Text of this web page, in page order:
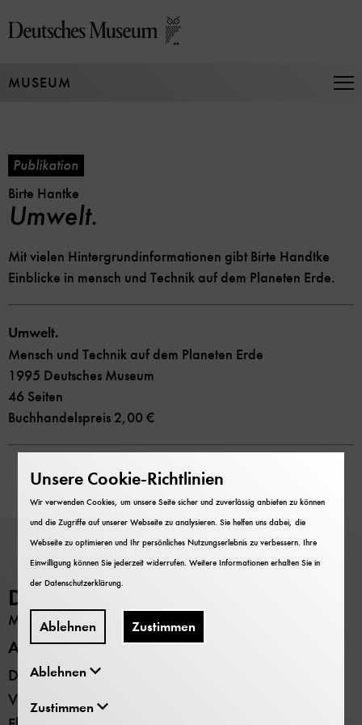
zum
MUSEUM
Publikation
Birte Hantke
Umwelt.
Mit vielen Hintergrundinformationen gibt Birte Handtke
Einblicke in mensch und Technik auf dem Planeten Erde.
Umwelt.
Mensch und Technik auf dem Planeten Erde
1995 Deutsches Museum
46 Seiten
Buchhandelspreis 2,00 €
Deutsches Museum
MUSEUM
Alle Standorte
Deutsches Museum - Museumsinsel
Verkehrszentrum
Unsere Cookie-Richtlinien
Wir verwenden Cookies, um unsere Seite sicher und zuverlässig anbieten zu können
und die Zugriffe auf unserer Webseite zu analysieren. Sie helfen uns dabei, die
Webseite zu optimieren und Ihr persönliches Nutzungserlebnis zu verbessern. Ihre
Einwilligung können Sie jederzeit widerrufen. Weitere Informationen erhalten Sie in
derDatenschutzerklärung
Ablehnen Zustimmen
Ablehnen
Zustimmen